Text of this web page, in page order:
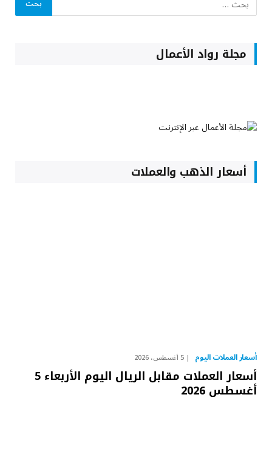
مجلة رواد الأعمال
أسعار الذهب والعملات
أسعار العملات اليوم 5 أغسطس، 2026
أسعار العملات مقابل الريال اليوم الأربعاء 5
أغسطس 2026